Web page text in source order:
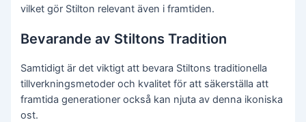
vilket gör Stilton relevant även i framtiden.
Bevarande av Stiltons Tradition
Samtidigt är det viktigt att bevara Stiltons traditionella
tillverkningsmetoder och kvalitet för att säkerställa att
framtida generationer också kan njuta av denna ikoniska
ost.